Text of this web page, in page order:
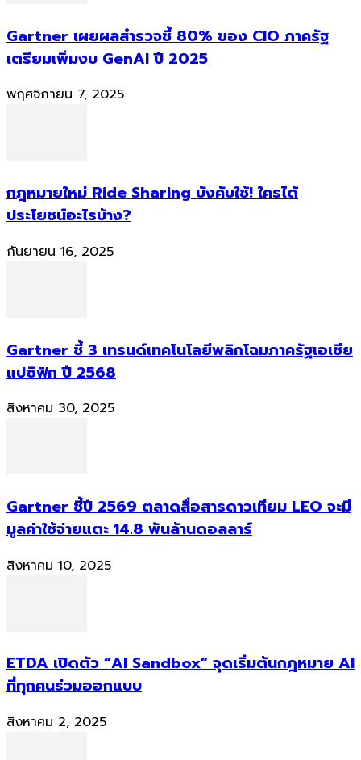
Gartner เผยผลสำรวจชี้ 80% ของ CIO ภาครัฐ
เตรียมเพิ่มงบ GenAI ปี 2025
พฤศจิกายน 7, 2025
กฎหมายใหม่ Ride Sharing บังคับใช้! ใครได้
ประโยชน์อะไรบ้าง?
กันยายน 16, 2025
Gartner ชี้ 3 เทรนด์เทคโนโลยีพลิกโฉมภาครัฐเอเชีย
แปซิฟิก ปี 2568
สิงหาคม 30, 2025
Gartner ชี้ปี 2569 ตลาดสื่อสารดาวเทียม LEO จะมี
มูลค่าใช้จ่ายแตะ 14.8 พันล้านดอลลาร์
สิงหาคม 10, 2025
ETDA เปิดตัว “AI Sandbox” จุดเริ่มต้นกฎหมาย AI
ที่ทุกคนร่วมออกแบบ
สิงหาคม 2, 2025